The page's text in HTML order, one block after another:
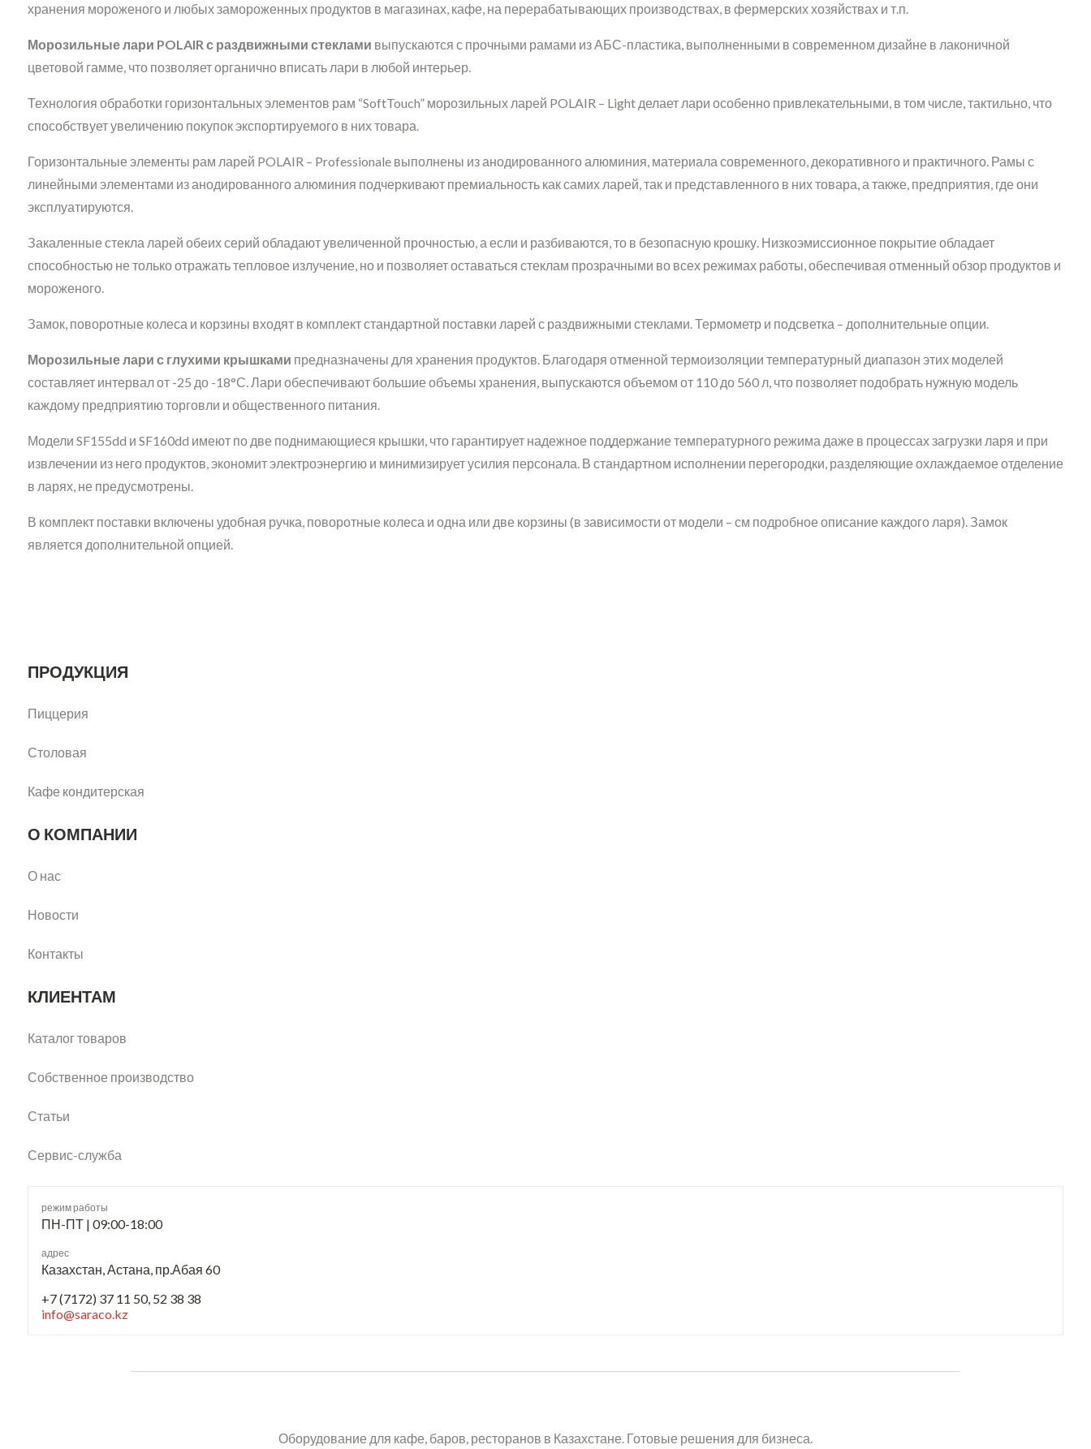
хранения мороженого и любых замороженных продуктов в магазинах, кафе, на перерабатывающих производствах, в фермерских хозяйствах и т.п.
Морозильные лари POLAIR с раздвижными стеклами выпускаются с прочными рамами из АБС-пластика, выполненными в современном дизайне в лаконичной
цветовой гамме, что позволяет органично вписать лари в любой интерьер.
Технология обработки горизонтальных элементов рам “SoftTouch” морозильных ларей POLAIR – Light делает лари особенно привлекательными, в том числе, тактильно, что
способствует увеличению покупок экспортируемого в них товара.
Горизонтальные элементы рам ларей POLAIR – Professionale выполнены из анодированного алюминия, материала современного, декоративного и практичного. Рамы с
линейными элементами из анодированного алюминия подчеркивают премиальность как самих ларей, так и представленного в них товара, а также, предприятия, где они
эксплуатируются.
Закаленные стекла ларей обеих серий обладают увеличенной прочностью, а если и разбиваются, то в безопасную крошку. Низкоэмиссионное покрытие обладает
способностью не только отражать тепловое излучение, но и позволяет оставаться стеклам прозрачными во всех режимах работы, обеспечивая отменный обзор продуктов и
мороженого.
Замок, поворотные колеса и корзины входят в комплект стандартной поставки ларей с раздвижными стеклами. Термометр и подсветка – дополнительные опции.
Морозильные лари с глухими крышками предназначены для хранения продуктов. Благодаря отменной термоизоляции температурный диапазон этих моделей
составляет интервал от -25 до -18°С. Лари обеспечивают большие объемы хранения, выпускаются объемом от 110 до 560 л, что позволяет подобрать нужную модель
каждому предприятию торговли и общественного питания.
Модели SF155dd и SF160dd имеют по две поднимающиеся крышки, что гарантирует надежное поддержание температурного режима даже в процессах загрузки ларя и при
извлечении из него продуктов, экономит электроэнергию и минимизирует усилия персонала. В стандартном исполнении перегородки, разделяющие охлаждаемое отделение
в ларях, не предусмотрены.
В комплект поставки включены удобная ручка, поворотные колеса и одна или две корзины (в зависимости от модели – см подробное описание каждого ларя). Замок
является дополнительной опцией.
ПРОДУКЦИЯ
Пиццерия
Столовая
Кафе кондитерская
О КОМПАНИИ
О нас
Новости
Контакты
КЛИЕНТАМ
Каталог товаров
Собственное производство
Статьи
Сервис-служба
режим работы
ПН-ПТ | 09:00-18:00
адрес
Казахстан, Астана, пр.Абая 60
+7 (7172) 37 11 50, 52 38 38
info@saraco.kz
Оборудование для кафе, баров, ресторанов в Казахстане. Готовые решения для бизнеса.